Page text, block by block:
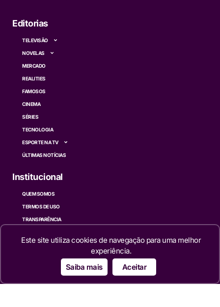
Editorias
TELEVISÃO
NOVELAS
MERCADO
REALITIES
FAMOSOS
CINEMA
SÉRIES
TECNOLOGIA
ESPORTE NA TV
ÚLTIMAS NOTÍCIAS
Institucional
QUEM SOMOS
TERMOS DE USO
TRANSPARÊNCIA
CONTATO
Este site utiliza cookies de navegação para uma melhor
experiência.
Saiba mais
Aceitar